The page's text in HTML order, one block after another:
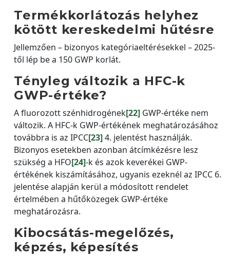
Termékkorlátozás helyhez
kötött kereskedelmi hűtésre
Jellemzően – bizonyos kategóriaeltérésekkel – 2025-
től lép be a 150 GWP korlát.
Tényleg változik a HFC-k
GWP-értéke?
A fluorozott szénhidrogének[22] GWP-értéke nem
változik. A HFC-k GWP-értékének meghatározásához
továbbra is az IPCC[23]4. jelentést használják.
Bizonyos esetekben azonban átcímkézésre lesz
szükség a HFO[24]-k és azok keverékei GWP-
értékének kiszámításához, ugyanis ezeknél az IPCC 6.
jelentése alapján kerül a módosított rendelet
értelmében a hűtőközegek GWP-értéke
meghatározásra.
Kibocsátás-megelőzés,
képzés, képesítés